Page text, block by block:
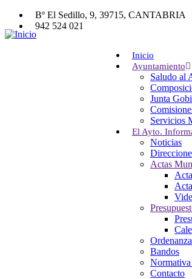
Pasar
contenido
Bº El Sedillo, 9, 39715, CANTABRIA
942 524 021
942 524 061
Main
navigation
Inicio
Ayuntamiento
Saludo al
Junta
Servicios
El Ayto.
Noticias
Actas
Bandos
Contacto